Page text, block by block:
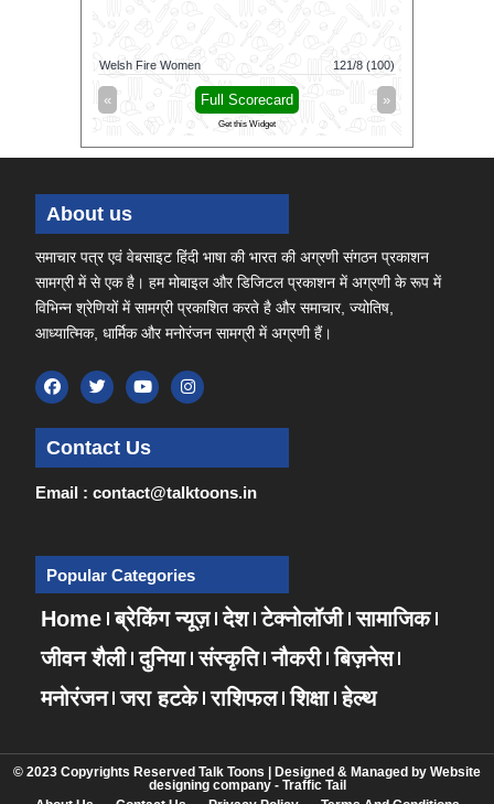
Welsh Fire Women 121/8 (100)
« »
Full Scorecard
Get this Widget
About us
समाचार पत्र एवं वेबसाइट हिंदी भाषा की भारत की अग्रणी संगठन प्रकाशन
सामग्री में से एक है। हम मोबाइल और डिजिटल प्रकाशन में अग्रणी के रूप में
विभिन्न श्रेणियों में सामग्री प्रकाशित करते है और समाचार, ज्योतिष,
आध्यात्मिक, धार्मिक और मनोरंजन सामग्री में अग्रणी हैं।
Contact Us
Email : contact@talktoons.in
Popular Categories
Home ब्रेकिंग न्यूज़ देश टेक्नोलॉजी सामाजिक
जीवन शैली दुनिया संस्कृति नौकरी बिज़नेस
मनोरंजन जरा हटके राशिफल शिक्षा हेल्थ
© 2023 Copyrights Reserved Talk Toons | Designed & Managed by Website
designing company- Traffic Tail